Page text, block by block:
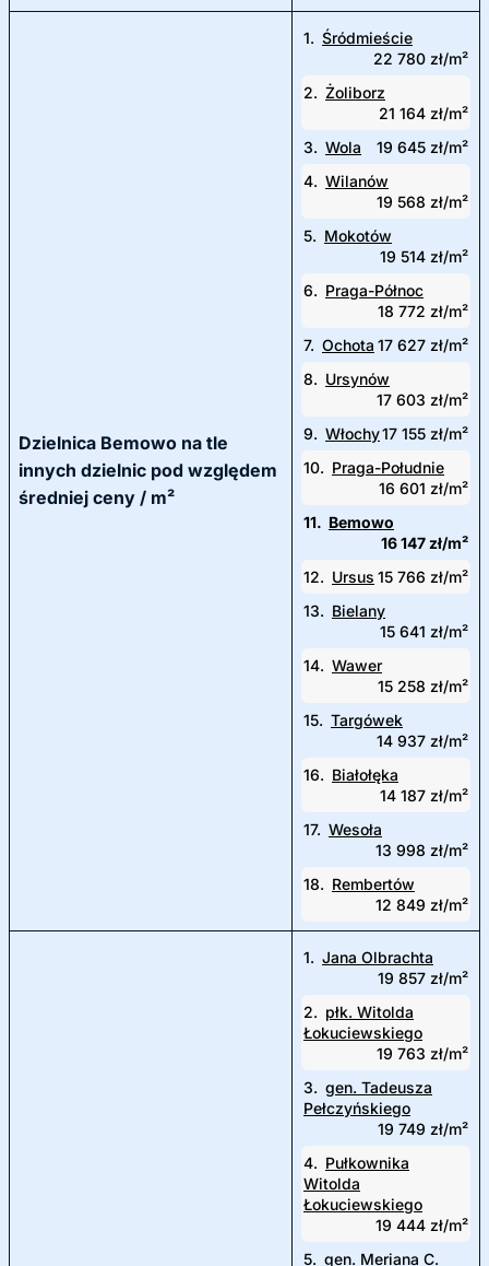
Dzielnica Bemowo na tle
innych dzielnic pod względem
średniej ceny / m²
1. Śródmieście
22 780 zł/m²
2. Żoliborz
21 164 zł/m²
3. Wola
19 645 zł/m²
4. Wilanów
19 568 zł/m²
5. Mokotów
19 514 zł/m²
6. Praga-Północ
18 772 zł/m²
7. Ochota 17 627 zł/m²
8. Ursynów
17 603 zł/m²
9. Włochy17 155 zł/m²
10. Praga-Południe
16 601 zł/m²
11. Bemowo
16 147 zł/m²
12. Ursus 15 766 zł/m²
13. Bielany
15 641 zł/m²
14. Wawer
15 258 zł/m²
15. Targówek
14 937 zł/m²
16. Białołęka
14 187 zł/m²
17. Wesoła
13 998 zł/m²
18. Rembertów
12 849 zł/m²
1. Jana Olbrachta
19 857 zł/m²
2. płk. Witolda
Łokuciewskiego
19 763 zł/m²
3. gen. Tadeusza
Pełczyńskiego
19 749 zł/m²
4. Pułkownika
Witolda
Łokuciewskiego
19 444 zł/m²
5. gen. Meriana C.